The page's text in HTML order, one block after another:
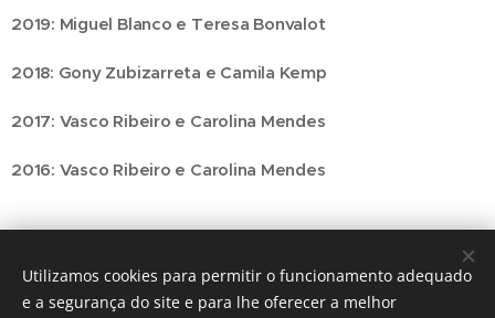
2019: Miguel Blanco e Teresa Bonvalot
2018: Gony Zubizarreta e Camila Kemp
2017: Vasco Ribeiro e Carolina Mendes
2016: Vasco Ribeiro e Carolina Mendes
Share
Utilizamos cookies para permitir o funcionamento adequado
e a segurança do site e para lhe oferecer a melhor